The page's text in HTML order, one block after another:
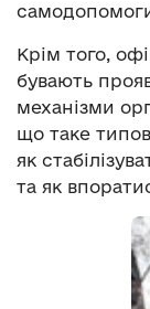
Крім того,
бувають
механізми
що таке
як
та як